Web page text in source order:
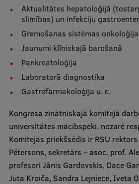
Suvenīri un grāmatas
Mūžizglītība
Ētikas un līdztiesības mācības
Atvērtā universitāte
Sagatavošanas kursi
Profesionālās pilnveides kursi
ESF kvalifikācijas celšanas kursi
Aktualitātes hepatoloģijā
slimības) un infekciju
Gremošanas sistēmas
Jaunumi klīniskajā barošanā
Pankreatoloģija
Laboratorā diagnostika
Gastrofarmakoloģija u. c.
Kongresa zinātniskajā komitejā
universitātes mācībspēki, nozarē
Komitejas priekšsēdis ir RSU
Pētersons, sekretārs – asoc. prof.
profesori Jānis Gardovskis, Dace
Juta Kroiča, Sandra Lejniece, Iveta